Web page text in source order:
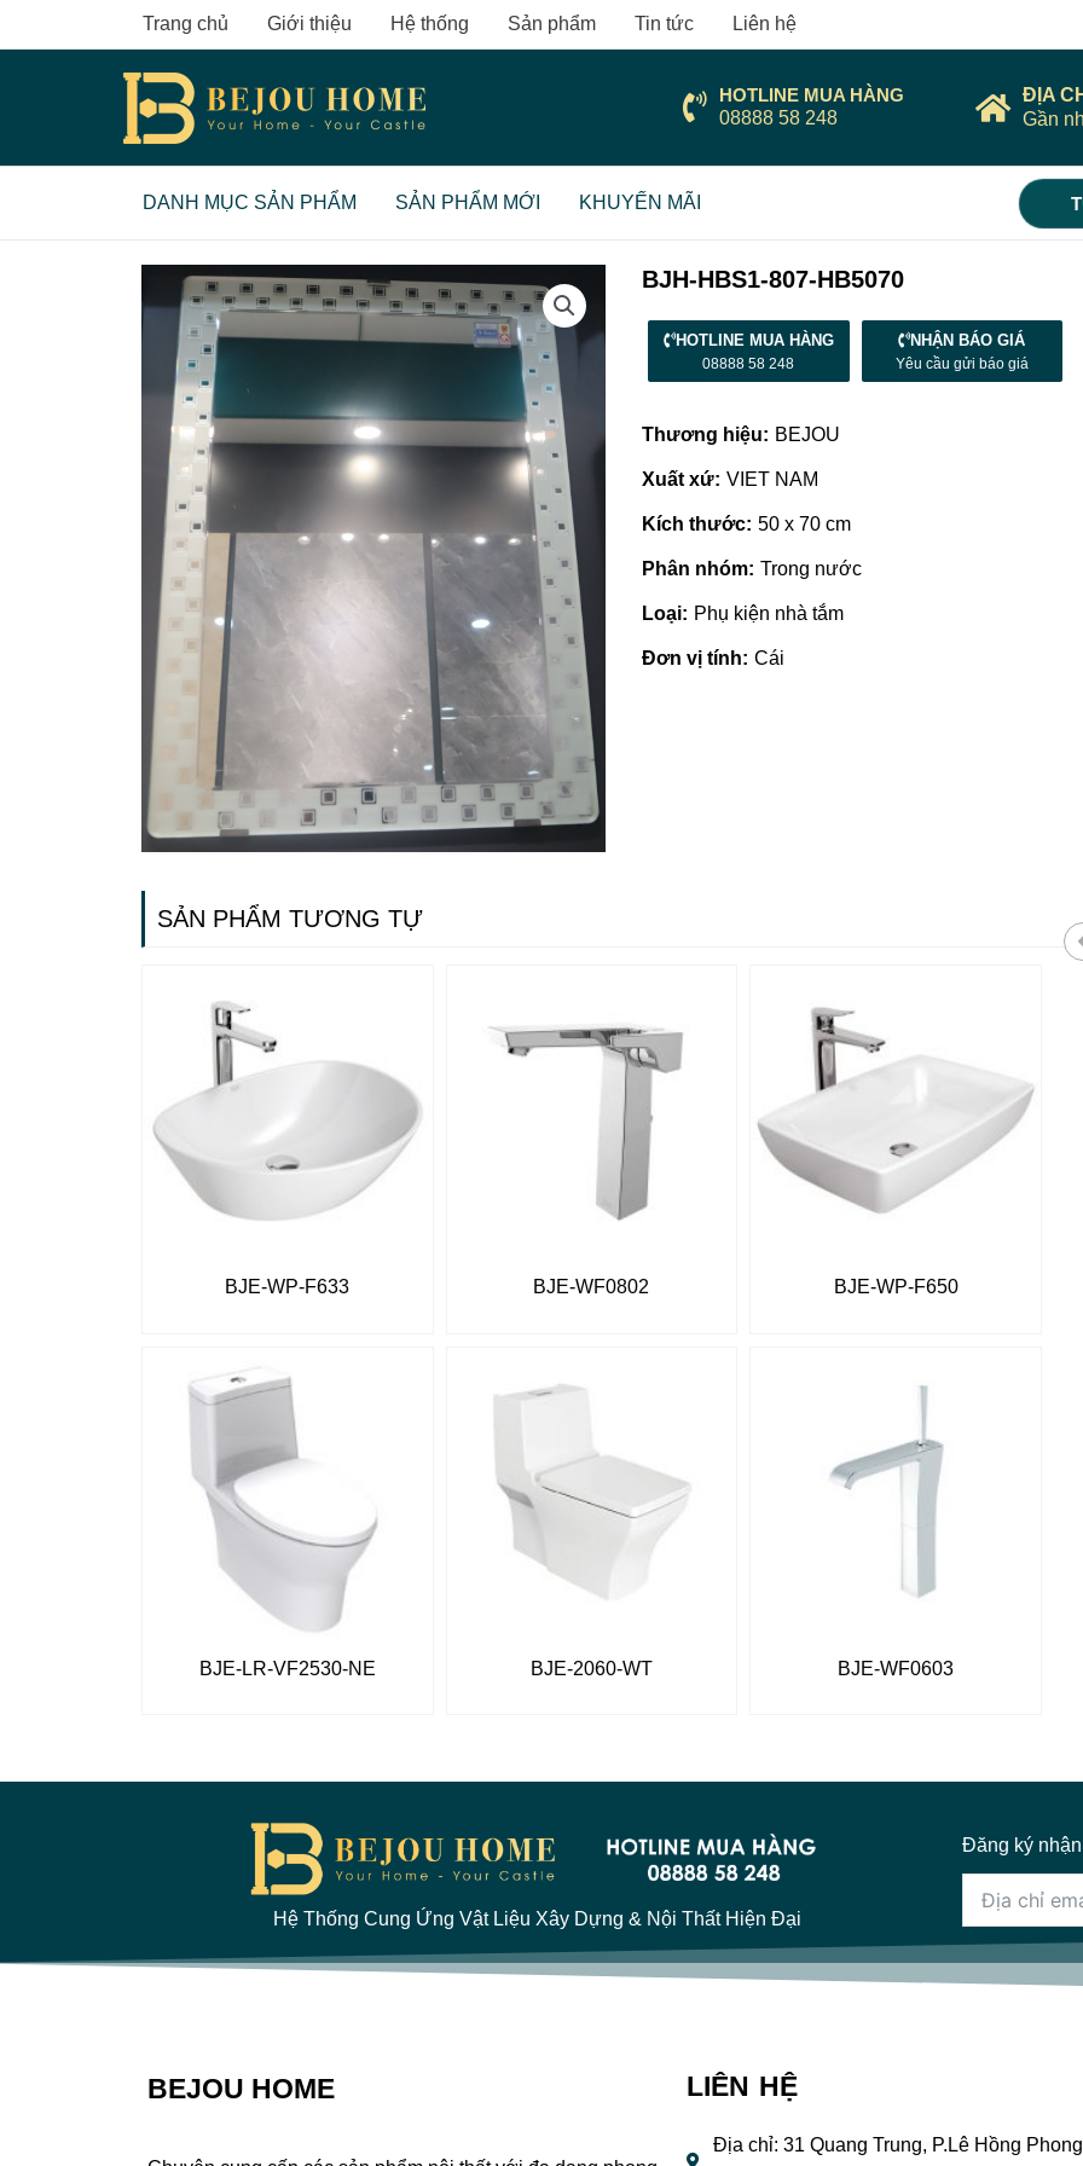
to
Trang chủ Giới thiệu Hệ thống Sản phẩm Tin tức Liên hệ
HOTLINE MUA HÀNG
08888 58 248
ĐỊA
Gần
DANH MỤC SẢN PHẨM SẢN PHẨM MỚI KHUYẾN MÃI
BJH-HBS1-807-HB5070
HOTLINE MUA HÀNG
08888 58 248
NHẬN BÁO GIÁ
Yêu cầu gửi báo giá
Thương hiệu: BEJOU
Xuất xứ: VIET NAM
Kích thước: 50 x 70 cm
Phân nhóm: Trong nước
Loại: Phụ kiện nhà tắm
Đơn vị tính: Cái
SẢN PHẨM TƯƠNG TỰ
BJE-WP-F633 BJE-WF0802 BJE-WP-F650
BJE-LR-VF2530-NE BJE-2060-WT BJE-WF0603
Giá vật liệu xây dựng tại Quảng
Ngãi | Cập nhật mới nhất 2022
Hệ Thống Cung Ứng Vật Liệu Xây Dựng & Nội Thất Hiện Đại
Đăng ký
BEJOU HOME LIÊN HỆ
Địa chỉ: 31 Quang Trung, P.Lê Hồng